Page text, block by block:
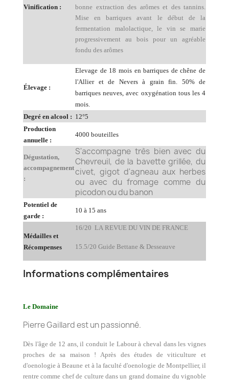
Vinification :
bonne extraction des arômes et des tannins.
Mise en barriques avant le début de la
fermentation malolactique, le vin se marie
progressivement au bois pour un agréable
fondu des arômes
Élevage :
Elevage de 18 mois en barriques de chêne de
l'Allier et de Nevers à grain fin. 50% de
barriques neuves, avec oxygénation tous les 4
mois.
Degré en alcool : 12°5
Production
annuelle :
4000 bouteilles
Dégustation,
accompagnement
:
S'accompagne très bien avec du
Chevreuil, de la bavette grillée, du
civet, gigot d'agneau aux herbes
ou avec du fromage comme du
picodon ou du banon
Potentiel de
garde :
10 à 15 ans
Médailles et
Récompenses
16/20 LA REVUE DU VIN DE FRANCE
15.5/20 Guide Bettane & Desseauve
Informations complémentaires
Le Domaine
Pierre Gaillard est un passionné.
Dès l'âge de 12 ans, il conduit le Labour à cheval dans les vignes
proches de sa maison ! Après des études de viticulture et
d'oenologie à Beaune et à la faculté d'oenologie de Montpellier, il
rentre comme chef de culture dans un grand domaine du vignoble